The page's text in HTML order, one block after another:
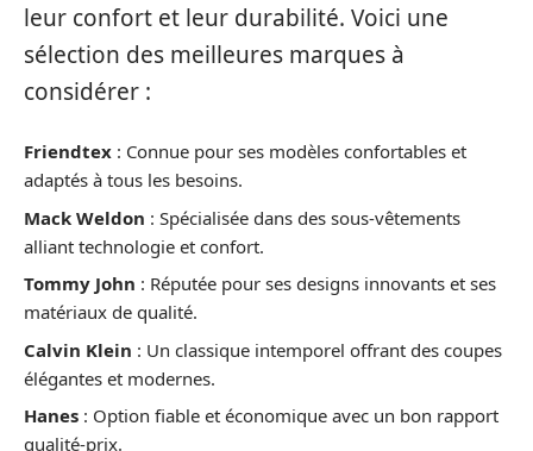
leur confort et leur durabilité. Voici une
sélection des meilleures marques à
considérer :
Friendtex : Connue pour ses modèles confortables et
adaptés à tous les besoins.
Mack Weldon : Spécialisée dans des sous-vêtements
alliant technologie et confort.
Tommy John : Réputée pour ses designs innovants et ses
matériaux de qualité.
Calvin Klein : Un classique intemporel offrant des coupes
élégantes et modernes.
Hanes : Option fiable et économique avec un bon rapport
qualité-prix.